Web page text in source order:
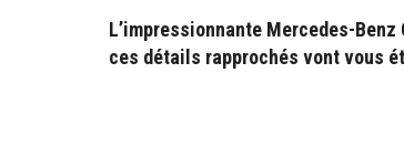
L’impressionnante Mercedes-Benz
ces détails rapprochés vont vous